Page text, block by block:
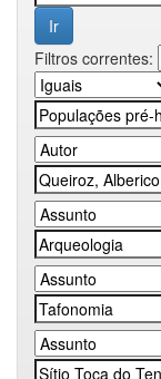
Filtros correntes: